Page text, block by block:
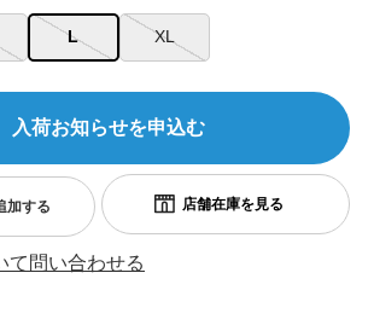
L XL
加する
入荷お知らせを申込む
て問い合わせる